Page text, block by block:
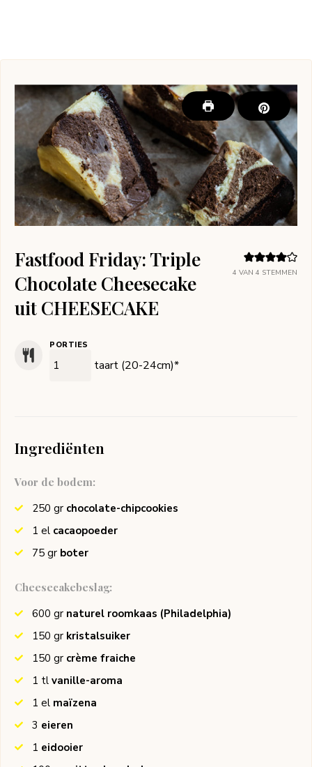
4 VAN 4 STEMMEN
Fastfood Friday: Triple
Chocolate Cheesecake
uit CHEESECAKE
PORTIES
taart (20-24cm)*
Ingrediënten
Voor de bodem:
250 gr chocolate-chipcookies
1 el cacaopoeder
75 gr boter
Cheesecakebeslag:
600 gr naturel roomkaas (Philadelphia)
150 gr kristalsuiker
150 gr crème fraiche
1 tl vanille-aroma
1 el maïzena
3 eieren
1 eidooier